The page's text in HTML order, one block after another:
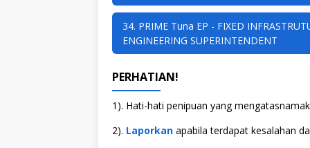
34. PRIME Tuna EP - FIXED
ENGINEERING SUPERINTENDENT
PERHATIAN!
1). Hati-hati penipuan yang
2). Laporkan apabila terdapat kesalahan